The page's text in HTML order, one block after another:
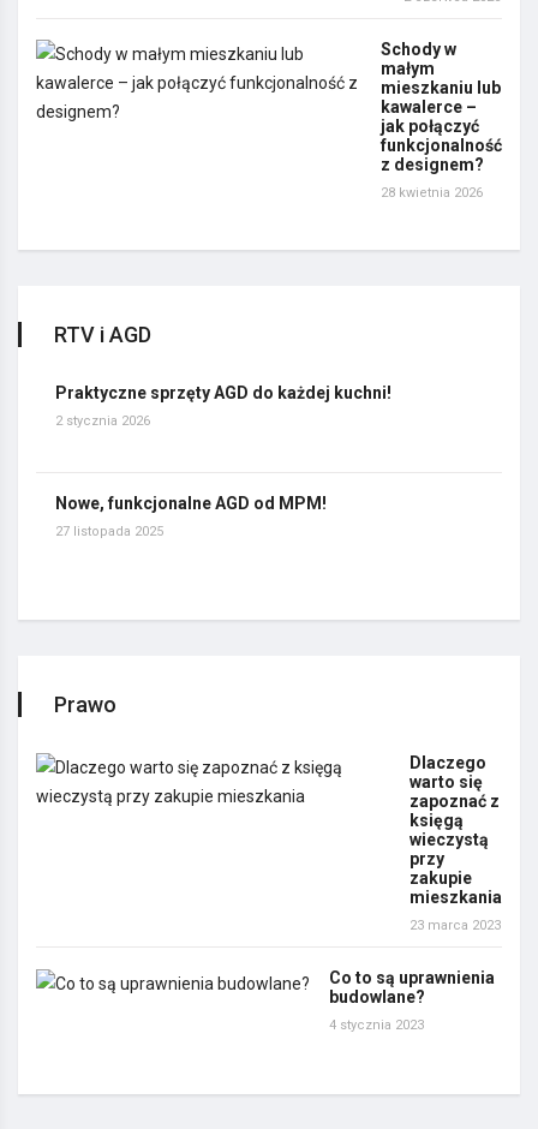
Schody w
małym
mieszkaniu lub
kawalerce –
jak połączyć
funkcjonalność
z designem?
28 kwietnia 2026
RTV i AGD
Praktyczne sprzęty AGD do każdej kuchni!
2 stycznia 2026
Nowe, funkcjonalne AGD od MPM!
27 listopada 2025
Prawo
Dlaczego
warto się
zapoznać z
księgą
wieczystą
przy
zakupie
mieszkania
23 marca 2023
Co to są uprawnienia
budowlane?
4 stycznia 2023